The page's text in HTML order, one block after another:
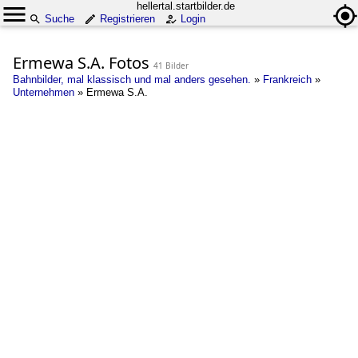
hellertal.startbilder.de
Suche
Registrieren Login
Ermewa S.A. Fotos 41 Bilder
Bahnbilder, mal klassisch und mal anders gesehen. » Frankreich »
Unternehmen » Ermewa S.A.